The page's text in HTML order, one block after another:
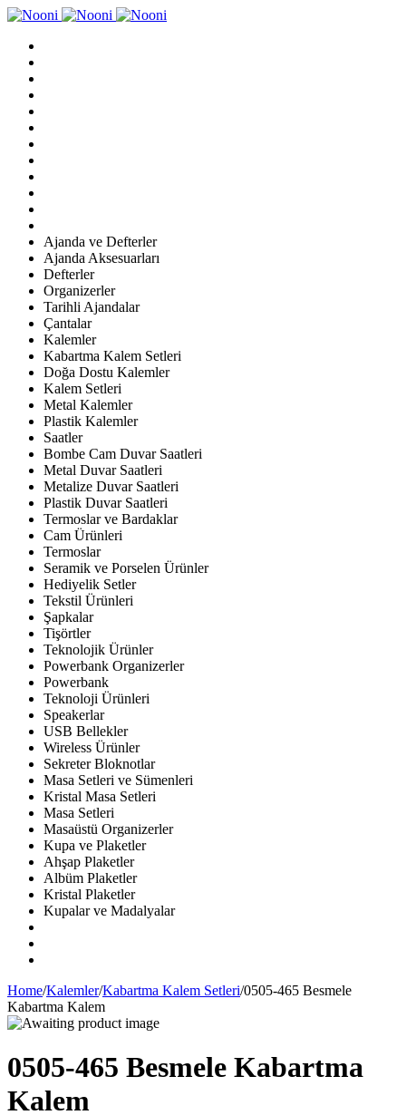
Ajanda ve Defterler
Ajanda Aksesuarları
Defterler
Organizerler
Tarihli Ajandalar
Çantalar
Kalemler
Kabartma Kalem Setleri
Doğa Dostu Kalemler
Kalem Setleri
Metal Kalemler
Plastik Kalemler
Saatler
Bombe Cam Duvar Saatleri
Metal Duvar Saatleri
Metalize Duvar Saatleri
Plastik Duvar Saatleri
Termoslar ve Bardaklar
Cam Ürünleri
Termoslar
Seramik ve Porselen Ürünler
Hediyelik Setler
Tekstil Ürünleri
Şapkalar
Tişörtler
Teknolojik Ürünler
Powerbank Organizerler
Powerbank
Teknoloji Ürünleri
Speakerlar
USB Bellekler
Wireless Ürünler
Sekreter Bloknotlar
Masa Setleri ve Sümenleri
Kristal Masa Setleri
Masa Setleri
Masaüstü Organizerler
Kupa ve Plaketler
Ahşap Plaketler
Albüm Plaketler
Kristal Plaketler
Kupalar ve Madalyalar
Home/Kalemler/Kabartma Kalem Setleri/0505-465 Besmele
Kabartma Kalem
0505-465 Besmele Kabartma
Kalem